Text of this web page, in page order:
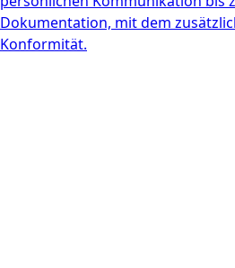
Dokumentation, mit dem
Konformität.